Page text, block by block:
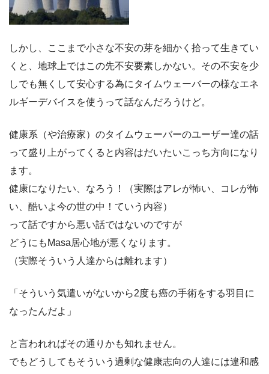
しかし、ここまで小さな不安の芽を細かく拾って生きてい
くと、地球上ではこの先不安要素しかない。その不安を少
しでも無くして安心する為にタイムウェーバーの様なエネ
ルギーデバイスを使うって話なんだろうけど。
健康系（や治療家）のタイムウェーバーのユーザー達の話
って盛り上がってくると内容はだいたいこっち方向になり
ます。
健康になりたい、なろう！（実際はアレが怖い、コレが怖
い、酷いよ今の世の中！ていう内容）
って話ですから悪い話ではないのですが
どうにもMasa居心地が悪くなります。
（実際そういう人達からは離れます）
「そういう気遣いがないから2度も癌の手術をする羽目に
なったんだよ」
と言われればその通りかも知れません。
でもどうしてもそういう過剰な健康志向の人達には違和感